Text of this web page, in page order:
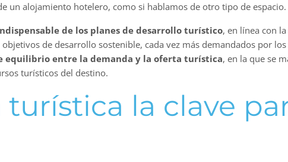
un alojamiento hotelero, como si hablamos de otro tipo de espacio.
de los planes de desarrollo turístico, en línea con
de desarrollo sostenible, cada vez más demandados por
equilibrio entre la demanda y la oferta turística, en la que se
turísticos del destino.
la clave